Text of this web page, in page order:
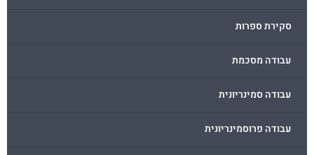
סקירת ספרות
עבודה מסכמת
עבודה סמינריונית
עבודה פרוסמינריונית